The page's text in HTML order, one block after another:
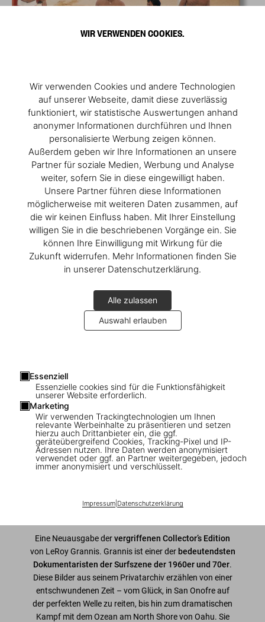
WIR VERWENDEN COOKIES.
Wir verwenden Cookies und andere Technologien
auf unserer Webseite, damit diese zuverlässig
funktioniert, wir statistische Auswertungen anhand
anonymer Informationen durchführen und Ihnen
personalisierte Werbung zeigen können.
Außerdem geben wir Ihre Informationen an unsere
Partner für soziale Medien, Werbung und Analyse
weiter, sofern Sie in diese eingewilligt haben.
Unsere Partner führen diese Informationen
möglicherweise mit weiteren Daten zusammen, auf
die wir keinen Einfluss haben. Mit Ihrer Einstellung
willigen Sie in die beschriebenen Vorgänge ein. Sie
können Ihre Einwilligung mit Wirkung für die
Zukunft widerrufen. Mehr Informationen finden Sie
in unserer Datenschutzerklärung.
Alle zulassen
Auswahl erlauben
Essenziell
Essenzielle cookies sind für die Funktionsfähigkeit
unserer Website erforderlich.
Marketing
Wir verwenden Trackingtechnologien um Ihnen
relevante Werbeinhalte zu präsentieren und setzen
hierzu auch Drittanbieter ein, die ggf.
geräteübergreifend Cookies, Tracking-Pixel und IP-
Adressen nutzen. Ihre Daten werden anonymisiert
verwendet oder ggf. an Partner weitergegeben, jedoch
immer anonymisiert und verschlüsselt.
Impressum| Datenschutzerklärung
LeRoy Grannis. Surf Photography of the
1960s and 1970s
US$ 40
In den Warenkorb
Ausgabe: Mehrsprachig (Deutsch, Englisch,
Französisch)
Eine Neuausgabe dervergriffenen Collector’s Edition
von LeRoy Grannis. Grannis ist einer derbedeutendsten
Dokumentaristen der Surfszene der 1960er und 70er.
Diese Bilder aus seinem Privatarchiv erzählen von einer
entschwundenen Zeit – vom Glück, in San Onofre auf
der perfekten Welle zu reiten, bis hin zum dramatischen
Kampf mit dem Ozean am North Shore von Oahu. Sie